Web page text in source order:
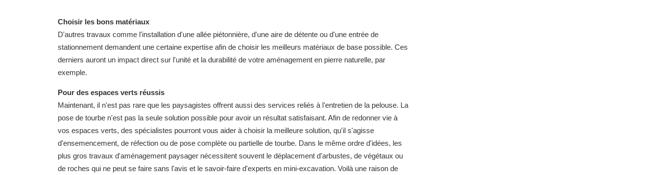
Choisir les bons matériaux
D'autres travaux comme l'installation d'une allée piétonnière, d'une aire de détente ou d'une entrée de
stationnement demandent une certaine expertise afin de choisir les meilleurs matériaux de base possible. Ces
derniers auront un impact direct sur l'unité et la durabilité de votre aménagement en pierre naturelle, par
exemple.
Pour des espaces verts réussis
Maintenant, il n'est pas rare que les paysagistes offrent aussi des services reliés à l'entretien de la pelouse. La
pose de tourbe n'est pas la seule solution possible pour avoir un résultat satisfaisant. Afin de redonner vie à
vos espaces verts, des spécialistes pourront vous aider à choisir la meilleure solution, qu'il s'agisse
d'ensemencement, de réfection ou de pose complète ou partielle de tourbe. Dans le même ordre d'idées, les
plus gros travaux d'aménagement paysager nécessitent souvent le déplacement d'arbustes, de végétaux ou
de roches qui ne peut se faire sans l'avis et le savoir-faire d'experts en mini-excavation. Voilà une raison de